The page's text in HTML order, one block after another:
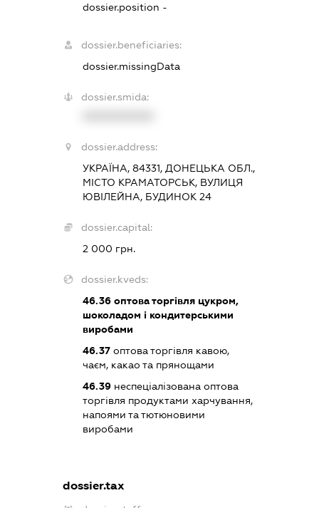
dossier.position -
dossier.beneficiaries:
dossier.missingData
dossier.smida:
dossier.address:
УКРАЇНА, 84331, ДОНЕЦЬКА ОБЛ.,
МІСТО КРАМАТОРСЬК, ВУЛИЦЯ
ЮВІЛЕЙНА, БУДИНОК 24
dossier.capital:
2 000 грн.
dossier.kveds:
46.36оптова торгівля цукром,
шоколадом і кондитерськими
виробами
46.37оптова торгівля кавою,
чаєм, какао та прянощами
46.39неспеціалізована оптова
торгівля продуктами харчування,
напоями та тютюновими
виробами
dossier.tax